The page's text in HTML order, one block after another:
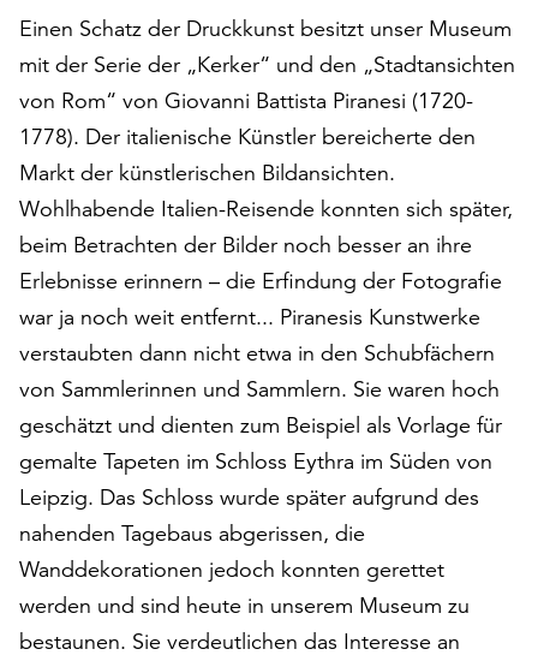
auf
„Alle
akzeptieren“,
um
alle
Cookies
akzeptieren.
Sie
können
Einverständnis
jederzeit
ändern
widerrufen.
Dafür
steht
Ihnen
am
Ende
der
Seite
Einen Schatz der Druckkunst besitzt unser Museum
mit der Serie der „Kerker“ und den „Stadtansichten
von Rom“ von Giovanni Battista Piranesi (1720-
1778). Der italienische Künstler bereicherte den
Markt der künstlerischen Bildansichten.
Wohlhabende Italien-Reisende konnten sich später,
beim Betrachten der Bilder noch besser an ihre
Erlebnisse erinnern – die Erfindung der Fotografie
war ja noch weit entfernt... Piranesis Kunstwerke
verstaubten dann nicht etwa in den Schubfächern
von Sammlerinnen und Sammlern. Sie waren hoch
geschätzt und dienten zum Beispiel als Vorlage für
gemalte Tapeten im Schloss Eythra im Süden von
Leipzig. Das Schloss wurde später aufgrund des
nahenden Tagebaus abgerissen, die
Wanddekorationen jedoch konnten gerettet
werden und sind heute in unserem Museum zu
bestaunen. Sie verdeutlichen das Interesse an